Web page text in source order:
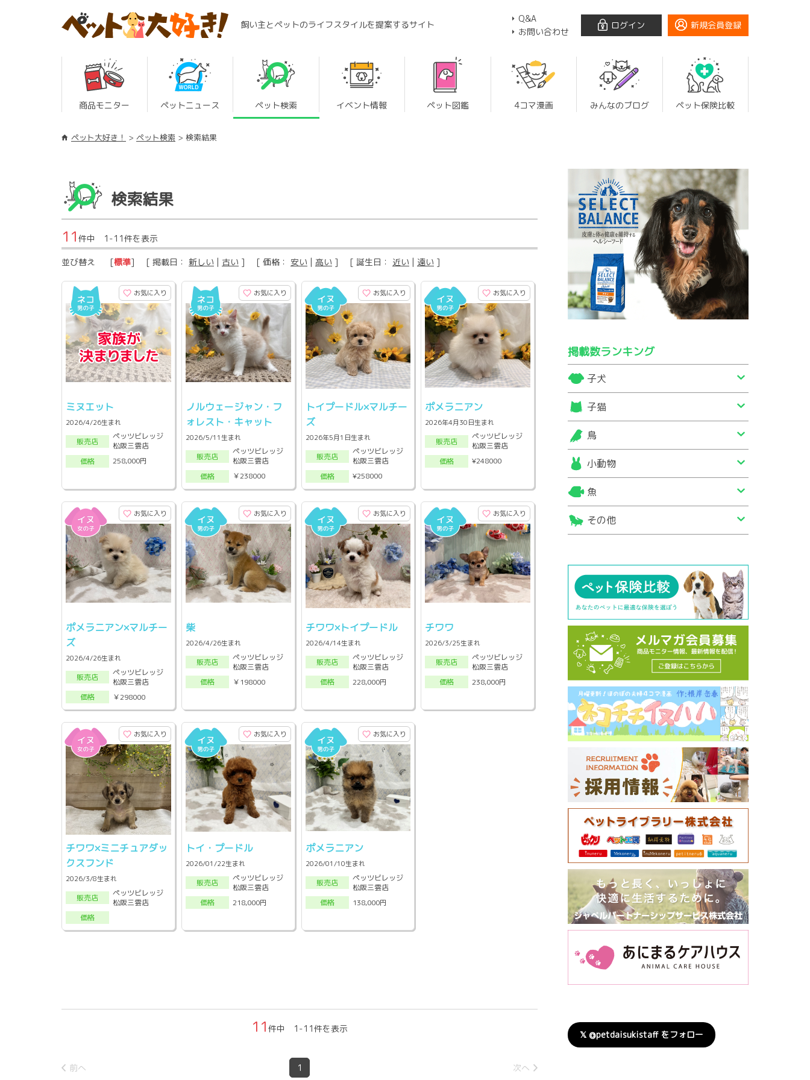
飼い主とペットのライフスタイルを提案するサイト
Q&A
お問い合わせ
ログイン 新規会員登録
商品モニター ペットニュース ペット検索 イベント情報 ペット図鑑 4コマ漫画 みんなのブログ ペット保険比較
ペット大好き！ ペット検索 検索結果
検索結果
11 件中 1-11件を表示
並び替え [標準] [ 掲載日： 新しい | 古い ] [ 価格： 安い | 高い ] [ 誕生日： 近い | 遠い ]
お気に入り
ミヌエット
2026/4/26生まれ
販売店
ペッツビレッジ
松阪三雲店
価格
258,000円
お気に入り
ノルウェージャン・フ
ォレスト・キャット
2026/5/11生まれ
販売店
ペッツビレッジ
松阪三雲店
価格
￥238000
お気に入り
トイプードル×マルチー
ズ
2026年5月1日生まれ
販売店
ペッツビレッジ
松阪三雲店
価格
¥258000
お気に入り
ポメラニアン
2026年4月30日生まれ
販売店
ペッツビレッジ
松阪三雲店
価格
¥248000
お気に入り
ポメラニアン×マルチー
ズ
2026/4/26生まれ
販売店
ペッツビレッジ
松阪三雲店
価格
￥298000
お気に入り
柴
2026/4/26生まれ
販売店
ペッツビレッジ
松阪三雲店
価格
￥198000
お気に入り
チワワ×トイプードル
2026/4/14生まれ
販売店
ペッツビレッジ
松阪三雲店
価格
228,000円
お気に入り
チワワ
2026/3/25生まれ
販売店
ペッツビレッジ
松阪三雲店
価格
238,000円
お気に入り
チワワ×ミニチュアダッ
クスフンド
2026/3/8生まれ
販売店
ペッツビレッジ
松阪三雲店
価格
お気に入り
トイ・プードル
2026/01/22生まれ
販売店
ペッツビレッジ
松阪三雲店
価格
218,000円
お気に入り
ポメラニアン
2026/01/10生まれ
販売店
ペッツビレッジ
松阪三雲店
価格
138,000円
11 件中 1-11件を表示
前へ 1 次へ
掲載数ランキング
子犬
子猫
鳥
小動物
魚
その他
𝕏 @petdaisukistaff をフォロー